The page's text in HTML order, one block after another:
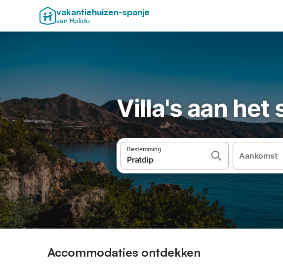
vakantiehuizen-spanje
van Holidu
Villa's aan het
Bestemming
Aankomst
Accommodaties ontdekken